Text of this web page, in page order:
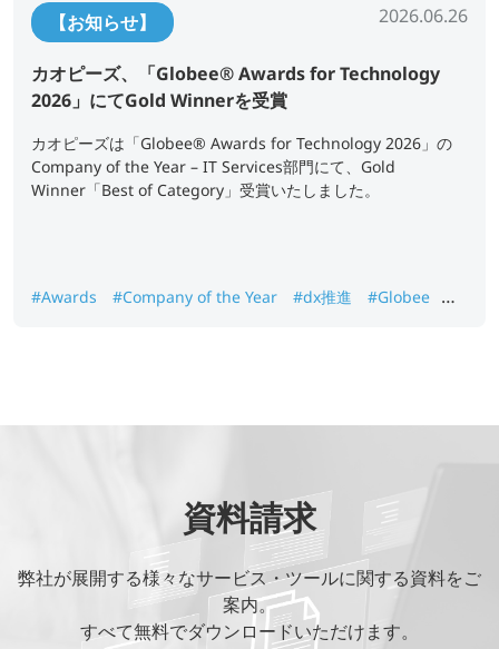
【お知らせ】 2026.06.26
カオピーズ、「Globee® Awards for Technology
2026」にてGold Winnerを受賞
カオピーズは「Globee® Awards for Technology 2026」の
Company of the Year – IT Services部門にて、Gold
Winner「Best of Category」受賞いたしました。
#Awards #Company of the Year #dx推進
#Globee
資料請求
弊社が展開する様々なサービス・ツールに関する資料をご
案内。
すべて無料でダウンロードいただけます。